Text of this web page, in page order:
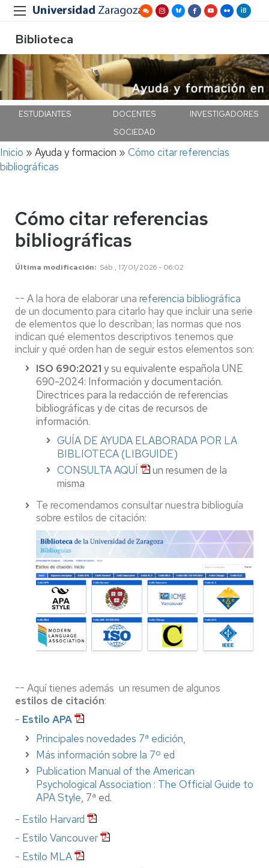
Biblioteca
ESTUDIANTES DOCENTES
INVESTIGADORES
SOCIEDAD
Ruta
de
Inicio Ayuda y formacion
Cómo citar referencias
bibliográficas
Cómo citar referencias
bibliográficas
Última modificación Sáb , 17/01/2026 - 06:02
-- A la hora de elaborar una referencia bibliográfica
de un documento para citarlo hay que incluir una serie
de elementos que lo describan; las normas que nos
indican qué elementos descriptivos tenemos que
incluir y qué orden han de seguir estos elementos son:
ISO 690:2021 y su equivalente española UNE
690-2024: Información y documentación.
Directrices para la redacción de referencias
bibliográficas y de citas de recursos de
información.
GUÍA DE AYUDA ELABORADA POR LA
BIBLIOTECA (LIBGUIDE)
CONSULTA AQUÍ
un resumen de la
misma
Te recomendamos consultar nuestra biblioguía
sobre estilos de citación:
-- Aquí tienes además un resumen de algunos
estilos de citación:
- Estilo APA
Principales novedades 7ª edición,
Más información sobre la 7º ed
Publication Manual of the American
Psychological Association : The Official Guide to
APA Style, 7ª ed.
- Estilo Harvard
- Estilo Vancouver
- Estilo MLA